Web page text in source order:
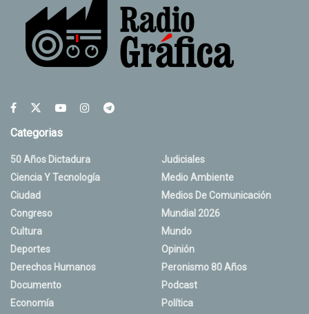
Categorias
50 Años Dictadura
Ciencia Y Tecnología
Ciudad
Congreso
Cultura
Deportes
Derechos Humanos
Documento
Economía
Judiciales
Medio Ambiente
Medios De Comunicación
Mundial 2026
Mundo
Opinión
Peronismo 80 Años
Podcast
Política